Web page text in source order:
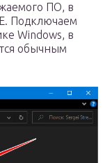
ПО, в
Подключаем
Windows, в
обычным